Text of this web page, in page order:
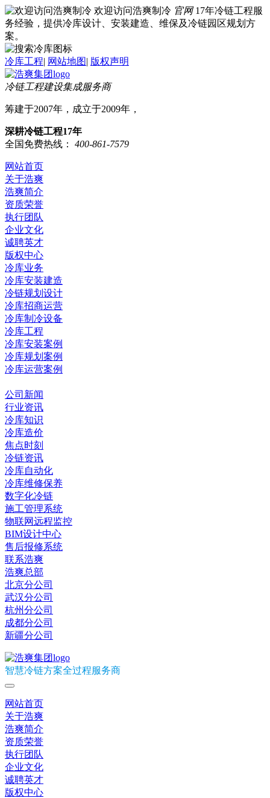
欢迎访问浩爽制冷 官网 17年冷链工程服
务经验，提供冷库设计、安装建造、维保及冷链园区规划方
案。
冷库工程| 网站地图| 版权声明
冷链工程建设集成服务商
筹建于2007年，成立于2009年，
深耕冷链工程17年
全国免费热线：
400-861-7579
网站首页
关于浩爽
浩爽简介
资质荣誉
执行团队
企业文化
诚聘英才
版权中心
冷库业务
冷库安装建造
冷链规划设计
冷库招商运营
冷库制冷设备
冷库工程
冷库安装案例
冷库规划案例
冷库运营案例
公司新闻
行业资讯
冷库知识
冷库造价
焦点时刻
冷链资讯
冷库自动化
冷库维修保养
数字化冷链
施工管理系统
物联网远程监控
BIM设计中心
售后报修系统
联系浩爽
浩爽总部
北京分公司
武汉分公司
杭州分公司
成都分公司
新疆分公司
智慧冷链方案全过程服务商
网站首页
关于浩爽
浩爽简介
资质荣誉
执行团队
企业文化
诚聘英才
版权中心